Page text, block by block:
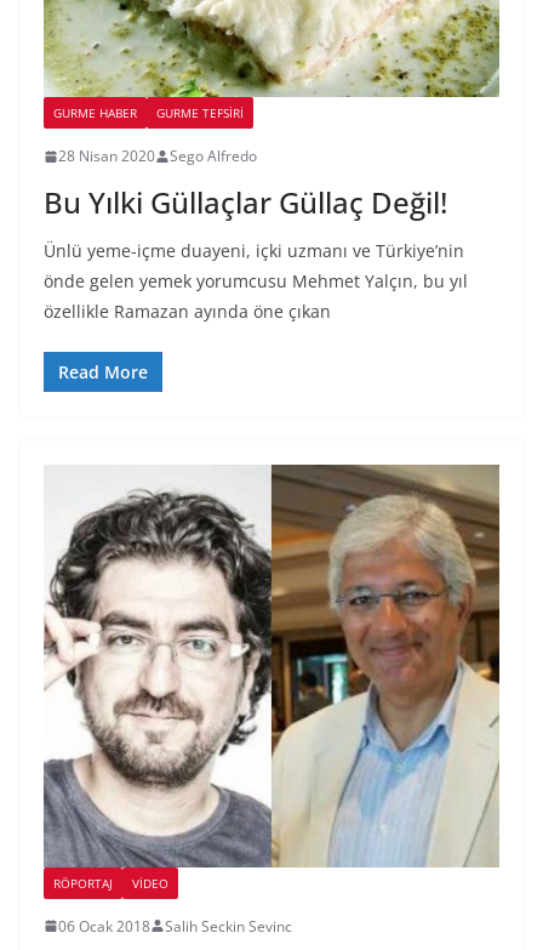
GURME HABER GURME TEFSIRI
28 Nisan 2020 Sego Alfredo
Bu Yılki Güllaçlar Güllaç Değil!
Ünlü yeme-içme duayeni, içki uzmanı ve Türkiye’nin
önde gelen yemek yorumcusu Mehmet Yalçın, bu yıl
özellikle Ramazan ayında öne çıkan
Read More
RÖPORTAJ VIDEO
06 Ocak 2018 Salih Seckin Sevinc